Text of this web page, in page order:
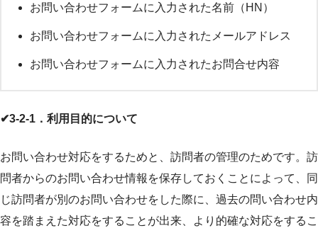
お問い合わせフォームに入力された名前（HN）
お問い合わせフォームに入力されたメールアドレス
お問い合わせフォームに入力されたお問合せ内容
✔3-2-1．利用目的について
お問い合わせ対応をするためと、訪問者の管理のためです。訪
問者からのお問い合わせ情報を保存しておくことによって、同
じ訪問者が別のお問い合わせをした際に、過去の問い合わせ内
容を踏まえた対応をすることが出来、より的確な対応をするこ